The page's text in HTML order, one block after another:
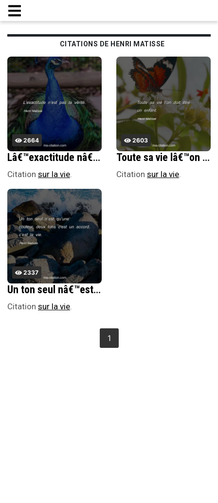
CITATIONS DE HENRI MATISSE
2664
Lâ€™exactitude nâ€™est pas la vÃ©ritÃ©.
Citation sur la vie.
2603
Toute sa vie lâ€™on doit Ãªtre un enfant.
Citation sur la vie.
2337
Un ton seul nâ€™est quâ€™une couleur, deux tons câ€™est un accord, câ€™est la vie.
Citation sur la vie.
1